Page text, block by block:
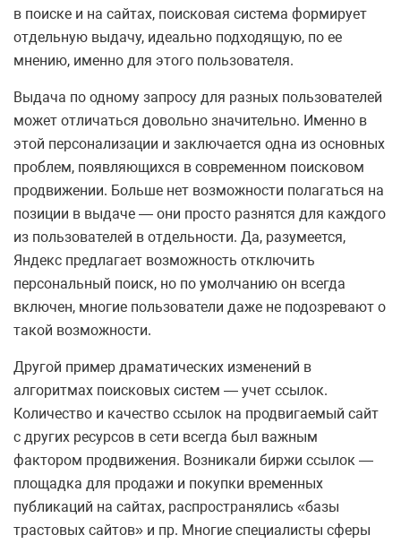
в поиске и на сайтах, поисковая система формирует
отдельную выдачу, идеально подходящую, по ее
мнению, именно для этого пользователя.
Выдача по одному запросу для разных пользователей
может отличаться довольно значительно. Именно в
этой персонализации и заключается одна из основных
проблем, появляющихся в современном поисковом
продвижении. Больше нет возможности полагаться на
позиции в выдаче — они просто разнятся для каждого
из пользователей в отдельности. Да, разумеется,
Яндекс предлагает возможность отключить
персональный поиск, но по умолчанию он всегда
включен, многие пользователи даже не подозревают о
такой возможности.
Другой пример драматических изменений в
алгоритмах поисковых систем — учет ссылок.
Количество и качество ссылок на продвигаемый сайт
с других ресурсов в сети всегда был важным
фактором продвижения. Возникали биржи ссылок —
площадка для продажи и покупки временных
публикаций на сайтах, распространялись «базы
трастовых сайтов» и пр. Многие специалисты сферы